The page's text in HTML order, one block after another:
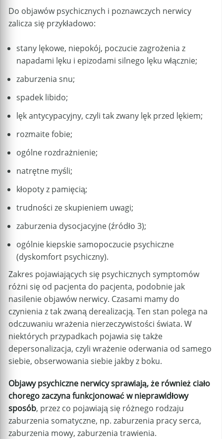
Do objawów psychicznych i poznawczych nerwicy
zalicza się przykładowo:
stany lękowe, niepokój, poczucie zagrożenia z
napadami lęku i epizodami silnego lęku włącznie;
zaburzenia snu;
spadek libido;
lęk antycypacyjny, czyli tak zwany lęk przed lękiem;
rozmaite fobie;
ogólne rozdrażnienie;
natrętne myśli;
kłopoty z pamięcią;
trudności ze skupieniem uwagi;
zaburzenia dysocjacyjne (źródło 3);
ogólnie kiepskie samopoczucie psychiczne
(dyskomfort psychiczny).
Zakres pojawiających się psychicznych symptomów
różni się od pacjenta do pacjenta, podobnie jak
nasilenie objawów nerwicy. Czasami mamy do
czynienia z tak zwaną derealizacją. Ten stan polega na
odczuwaniu wrażenia nierzeczywistości świata. W
niektórych przypadkach pojawia się także
depersonalizacja, czyli wrażenie oderwania od samego
siebie, obserwowania siebie jakby z boku.
Objawy psychiczne nerwicy sprawiają, że również ciało
chorego zaczyna funkcjonować w nieprawidłowy
sposób, przez co pojawiają się różnego rodzaju
zaburzenia somatyczne, np. zaburzenia pracy serca,
zaburzenia mowy, zaburzenia trawienia.